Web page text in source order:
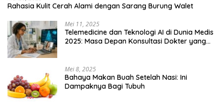
Rahasia Kulit Cerah Alami dengan Sarang Burung Walet
Mei 11, 2025
Telemedicine dan Teknologi AI di Dunia Medis
2025: Masa Depan Konsultasi Dokter yang
Mei 8, 2025
Bahaya Makan Buah Setelah Nasi: Ini
Dampaknya Bagi Tubuh